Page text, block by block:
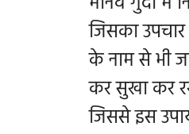
जिसका
के नाम से भी
कर सुखा कर
जिससे इस